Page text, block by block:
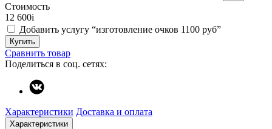
Стоимость
12 600i
Добавить услугу “изготовление очков 1100 руб”
Купить
Сравнить товар
Поделиться в соц. сетях:
Характеристики Доставка и оплата
Характеристики